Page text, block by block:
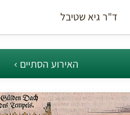
ד"ר גיא שטיבל
האירוע הסתיים